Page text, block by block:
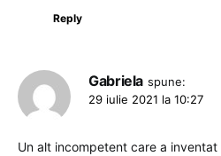
Reply
Gabriela spune:
29 iulie 2021 la 10:27
Un alt incompetent care a inventat